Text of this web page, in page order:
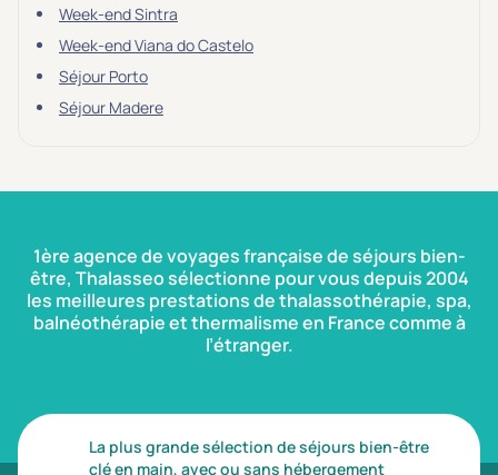
Transports & hébergement
Soins sans hébergement
Offre séjour + vol inclus
Week-end Sintra
Week-end Viana do Castelo
Séjour Porto
Séjour Madere
1ère agence de voyages française de séjours bien-
être, Thalasseo sélectionne pour vous depuis 2004
les meilleures prestations de thalassothérapie, spa,
balnéothérapie et thermalisme en France comme à
l’étranger.
La plus grande sélection de séjours bien-être
clé en main, avec ou sans hébergement